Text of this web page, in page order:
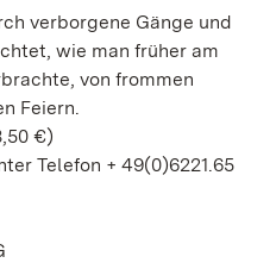
verborgene Gänge und
wie man früher am
von frommen
Feiern.
€)
Telefon + 49(0)6221.65